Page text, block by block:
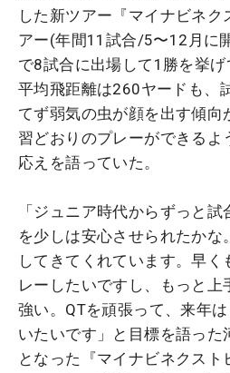
した新ツアー『マイナビネク
アー(年間11試合/5〜12月に
で8試合に出場して1勝を挙
平均飛距離は260ヤードも、
てず弱気の虫が顔を出す傾向
習どおりのプレーができるよ
応えを語っていた。
「ジュニア時代からずっと
を少しは安心させられたか
してきてくれています。早
レーしたいですし、もっと
強い。QTを頑張って、来年
いたいです」と目標を語った
となった『マイナビネクスト